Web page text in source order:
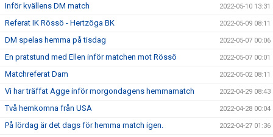
Inför kvällens DM match 2022-05-10 13:31
Referat IK Rössö - Hertzöga BK 2022-05-09 08:11
DM spelas hemma på tisdag 2022-05-07 00:06
En pratstund med Ellen inför matchen mot Rössö 2022-05-07 00:01
Matchreferat Dam 2022-05-02 08:11
Vi har träffat Agge inför morgondagens hemmamatch 2022-04-29 08:43
Två hemkomna från USA 2022-04-28 00:04
På lördag är det dags för hemma match igen. 2022-04-27 01:36